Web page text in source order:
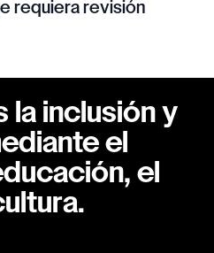
requiera revisión
la inclusión y
el
el